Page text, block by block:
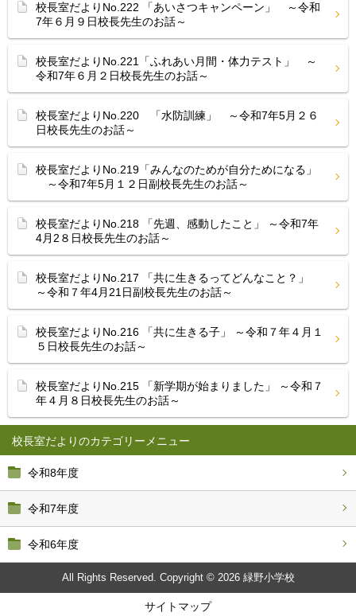
校長室だより
令和8年度
令和7年度
令和6年度
校長室だよりNo.222 「あいさつキャンペーン」 ～令和
7年６月９日校長先生のお話～
校長室だよりNo.221「ふれあい月間・体力テスト」 ～
令和7年６月２日校長先生のお話～
校長室だよりNo.220 「水防訓練」 ～令和7年5月２６
日校長先生のお話～
校長室だよりNo.219「みんなのためが自分ためになる」
～令和7年5月１２日副校長先生のお話～
校長室だよりNo.218 「先週、感動したこと」 ～令和7年
4月2８日校長先生のお話～
校長室だよりNo.217 「共に生きるってどんなこと？」
～令和７年4月21日副校長先生のお話～
校長室だよりNo.216 「共に生きる子」 ～令和７年４月１
５日校長先生のお話～
校長室だよりNo.215 「新学期が始まりました」 ～令和７
年４月８日校長先生のお話～
All Rights Reserved. Copyright © 2026 緑野小学校
サイトマップ